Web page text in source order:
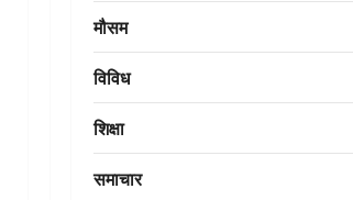
मौसम
विविध
शिक्षा
समाचार